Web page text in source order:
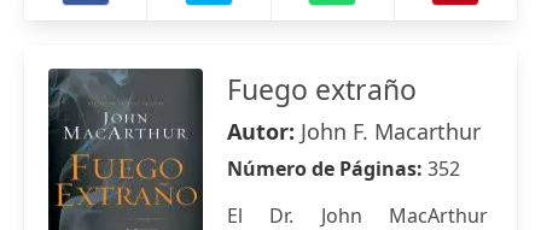
Fuego extraño
Autor: John F. Macarthur
Número de Páginas: 352
El Dr. John MacArthur